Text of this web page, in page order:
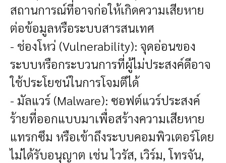
สถานการณ์ที่อาจก่อให้เกิดความเสียหาย
ต่อข้อมูลหรือระบบสารสนเทศ
- ช่องโหว่ (Vulnerability): จุดอ่อนของ
ระบบหรือกระบวนการที่ผู้ไม่ประสงค์ดีอาจ
ใช้ประโยชน์ในการโจมตีได้
- มัลแวร์ (Malware): ซอฟต์แวร์ประสงค์
ร้ายที่ออกแบบมาเพื่อสร้างความเสียหาย
แทรกซึม หรือเข้าถึงระบบคอมพิวเตอร์โดย
ไม่ได้รับอนุญาต เช่น ไวรัส, เวิร์ม, โทรจัน,